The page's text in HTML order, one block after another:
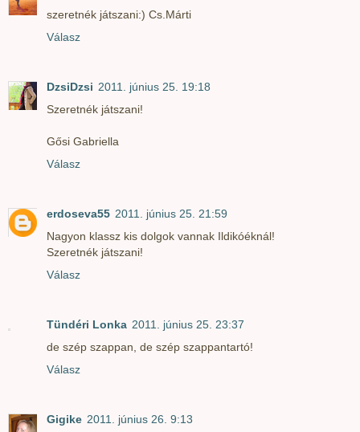
szeretnék játszani:) Cs.Márti
Válasz
DzsiDzsi 2011. június 25. 19:18
Szeretnék játszani!
Gősi Gabriella
Válasz
erdoseva55 2011. június 25. 21:59
Nagyon klassz kis dolgok vannak Ildikóéknál!
Szeretnék játszani!
Válasz
Tündéri Lonka 2011. június 25. 23:37
de szép szappan, de szép szappantartó!
Válasz
Gigike 2011. június 26. 9:13